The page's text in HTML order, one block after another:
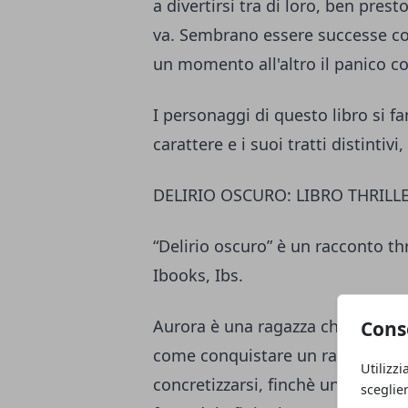
a divertirsi tra di loro, ben
va. Sembrano essere successe
un momento all'altro il panico
I personaggi di questo libro si
carattere e i suoi tratti distintivi,
DELIRIO OSCURO: LIBRO
“Delirio oscuro” è un racconto
Ibooks, Ibs.
Aurora è una ragazza che sta
come conquistare un ragazzo
concretizzarsi, finchè una realtà